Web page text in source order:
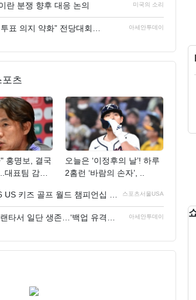
미국의 소리
란 분쟁 향후 대응 논의
아세안투데이
표 의지 약화” 전당대회…
츠
홍명보, 결국
표팀 감독
오늘은 ‘이정후의 날’! 하루
2홈런 ‘바람의 손자’, ..
스포츠서울USA
아세안투데이